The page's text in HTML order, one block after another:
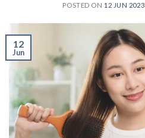
POSTED ON 12 JUN 2023
12
Jun